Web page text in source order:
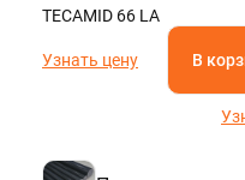
TECAMID 66 LA
Узнать цену В